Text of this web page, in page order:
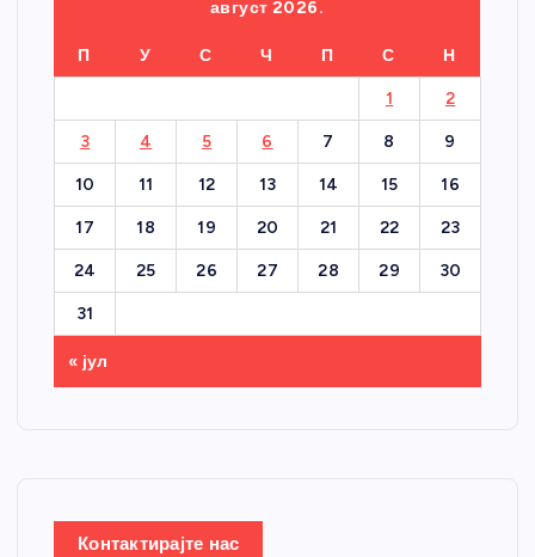
август 2026.
П У С Ч П С Н
1 2
3 4 5 6 7 8 9
10 11 12 13 14 15 16
17 18 19 20 21 22 23
24 25 26 27 28 29 30
31
« јул
Контактирајте нас